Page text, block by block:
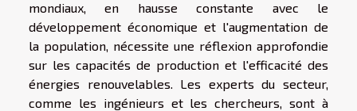
mondiaux, en hausse constante avec le
développement économique et l'augmentation de
la population, nécessite une réflexion approfondie
sur les capacités de production et l'efficacité des
énergies renouvelables. Les experts du secteur,
comme les ingénieurs et les chercheurs, sont à